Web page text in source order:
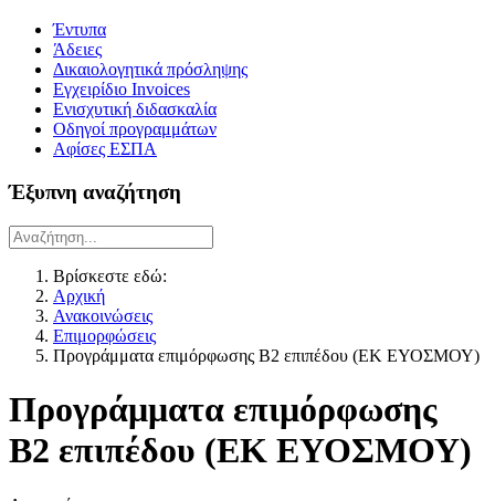
Έντυπα
Άδειες
Δικαιολογητικά πρόσληψης
Εγχειρίδιο Invoices
Ενισχυτική διδασκαλία
Οδηγοί προγραμμάτων
Αφίσες ΕΣΠΑ
Έξυπνη αναζήτηση
Βρίσκεστε εδώ:
Αρχική
Ανακοινώσεις
Επιμορφώσεις
Προγράμματα επιμόρφωσης Β2 επιπέδου (ΕΚ ΕΥΟΣΜΟΥ)
Προγράμματα επιμόρφωσης
Β2 επιπέδου (ΕΚ ΕΥΟΣΜΟΥ)